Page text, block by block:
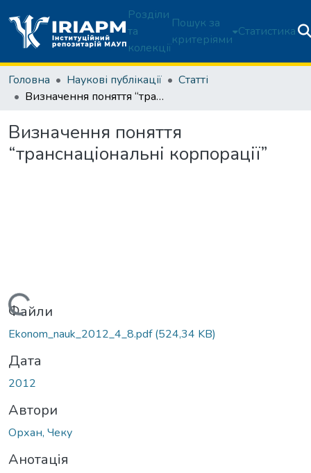
Розділи
та
колекції
Пошук за
критеріями
Статистика
Головна Наукові публікації
Статті
Визначення поняття “транснаціональні корпорації”
Визначення поняття
“транснаціональні корпорації”
Вантажиться...
Файли
Ekonom_nauk_2012_4_8.pdf(524,34 KB)
Дата
2012
Автори
Орхан, Чеку
Анотація